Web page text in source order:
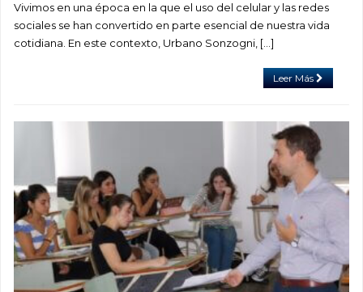
Vivimos en una época en la que el uso del celular y las redes
sociales se han convertido en parte esencial de nuestra vida
cotidiana. En este contexto, Urbano Sonzogni, […]
Leer Más